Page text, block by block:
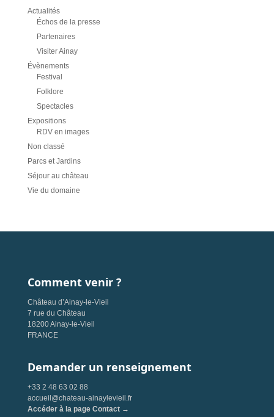
Actualités
Échos de la presse
Partenaires
Visiter Ainay
Évènements
Festival
Folklore
Spectacles
Expositions
RDV en images
Non classé
Parcs et Jardins
Séjour au château
Vie du domaine
Comment venir ?
Château d’Ainay-le-Vieil
7 rue du Château
18200 Ainay-le-Vieil
FRANCE
Demander un renseignement
+33 2 48 63 02 88
accueil@chateau-ainaylevieil.fr
Accéder à la page Contact →